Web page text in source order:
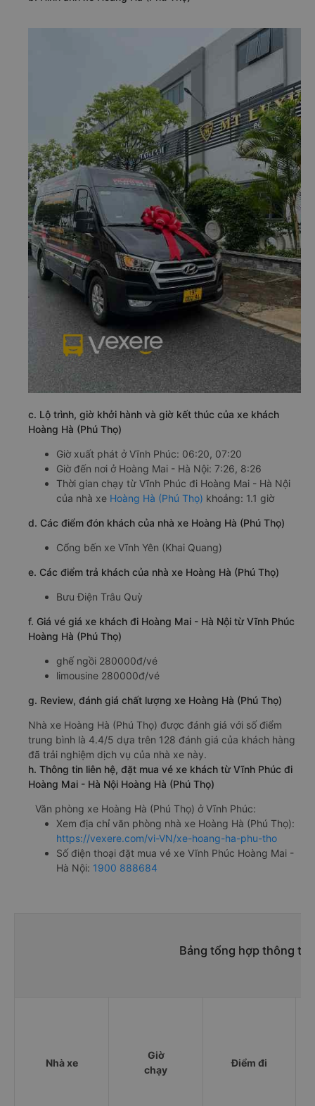
c. Lộ trình, giờ khởi hành và giờ kết thúc của xe khách
Hoàng Hà (Phú Thọ)
Giờ xuất phát ở Vĩnh Phúc: 06:20, 07:20
Giờ đến nơi ở Hoàng Mai - Hà Nội: 7:26, 8:26
Thời gian chạy từ Vĩnh Phúc đi Hoàng Mai - Hà Nội
của nhà xe Hoàng Hà (Phú Thọ) khoảng: 1.1 giờ
d. Các điểm đón khách của nhà xe Hoàng Hà (Phú Thọ)
Cổng bến xe Vĩnh Yên (Khai Quang)
e. Các điểm trả khách của nhà xe Hoàng Hà (Phú Thọ)
Bưu Điện Trâu Quỳ
f. Giá vé giá xe khách đi Hoàng Mai - Hà Nội từ Vĩnh Phúc
Hoàng Hà (Phú Thọ)
ghế ngồi 280000đ/vé
limousine 280000đ/vé
g. Review, đánh giá chất lượng xe Hoàng Hà (Phú Thọ)
Nhà xe Hoàng Hà (Phú Thọ) được đánh giá với số điểm
trung bình là 4.4/5 dựa trên 128 đánh giá của khách hàng
đã trải nghiệm dịch vụ của nhà xe này.
h. Thông tin liên hệ, đặt mua vé xe khách từ Vĩnh Phúc đi
Hoàng Mai - Hà Nội Hoàng Hà (Phú Thọ)
Văn phòng xe Hoàng Hà (Phú Thọ) ở Vĩnh Phúc:
Xem địa chỉ văn phòng nhà xe Hoàng Hà (Phú Thọ):
https://vexere.com/vi-VN/xe-hoang-ha-phu-tho
Số điện thoại đặt mua vé xe Vĩnh Phúc Hoàng Mai -
Hà Nội: 1900 888684
Bảng tổng hợp thông
Nhà xe
Giờ
chạy
Điểm đi